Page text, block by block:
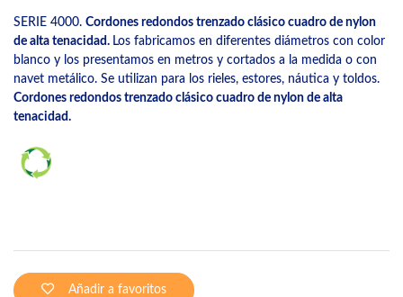
SERIE 4000. Cordones redondos trenzado clásico cuadro de nylon
de alta tenacidad. Los fabricamos en diferentes diámetros con color
blanco y los presentamos en metros y cortados a la medida o con
navet metálico. Se utilizan para los rieles, estores, náutica y toldos.
Cordones redondos trenzado clásico cuadro de nylon de alta
tenacidad.
Añadir a favoritos